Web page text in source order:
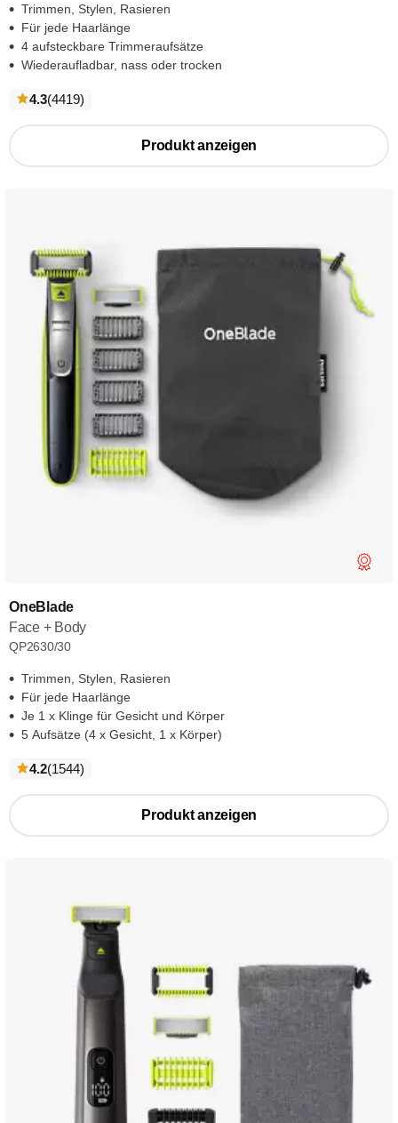
Trimmen, Stylen, Rasieren
Für jede Haarlänge
4 aufsteckbare Trimmeraufsätze
Wiederaufladbar, nass oder trocken
4.3(4419bewertungen
)
Produkt anzeigen
OneBlade
Face + Body
QP2630/30
Trimmen, Stylen, Rasieren
Für jede Haarlänge
Je 1 x Klinge für Gesicht und Körper
5 Aufsätze (4 x Gesicht, 1 x Körper)
4.2(1544bewertungen
)
Produkt anzeigen